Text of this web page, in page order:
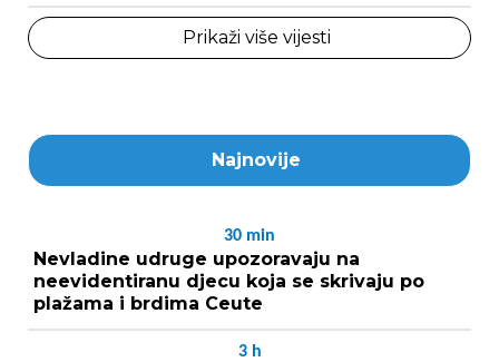
Prikaži više vijesti
Najnovije
30 min
Nevladine udruge upozoravaju na
neevidentiranu djecu koja se skrivaju po
plažama i brdima Ceute
3 h